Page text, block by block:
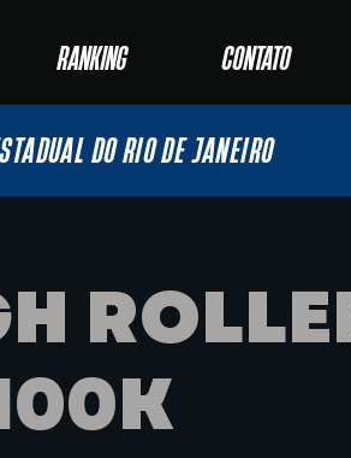
RANKING CONTATO
DO RIO DE JANEIRO